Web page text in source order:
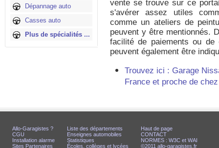
Dépannage auto
Casses auto
Plus de spécialités ...
vente se trouve sur ce
s'avérer assez utiles
comme un ateliers de
peuvent y être mentionnés.
facilité de paiements ou
peuvent également être
Trouvez ici : Garage
France et proche de
Allo-Garagistes ?
CGU
Installation alarme
Sites Partenaires
Liste des départements
Enseignes automobiles
Statistiques
Écoles, collèges et lycées
Haut de page
CONTACT
NORMES : W3C et WAI
©2011 allo-garagistes.fr